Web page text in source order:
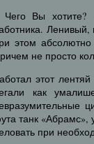
Чего Вы
этом
не просто
этот
как
танк «Абрамс»,
при